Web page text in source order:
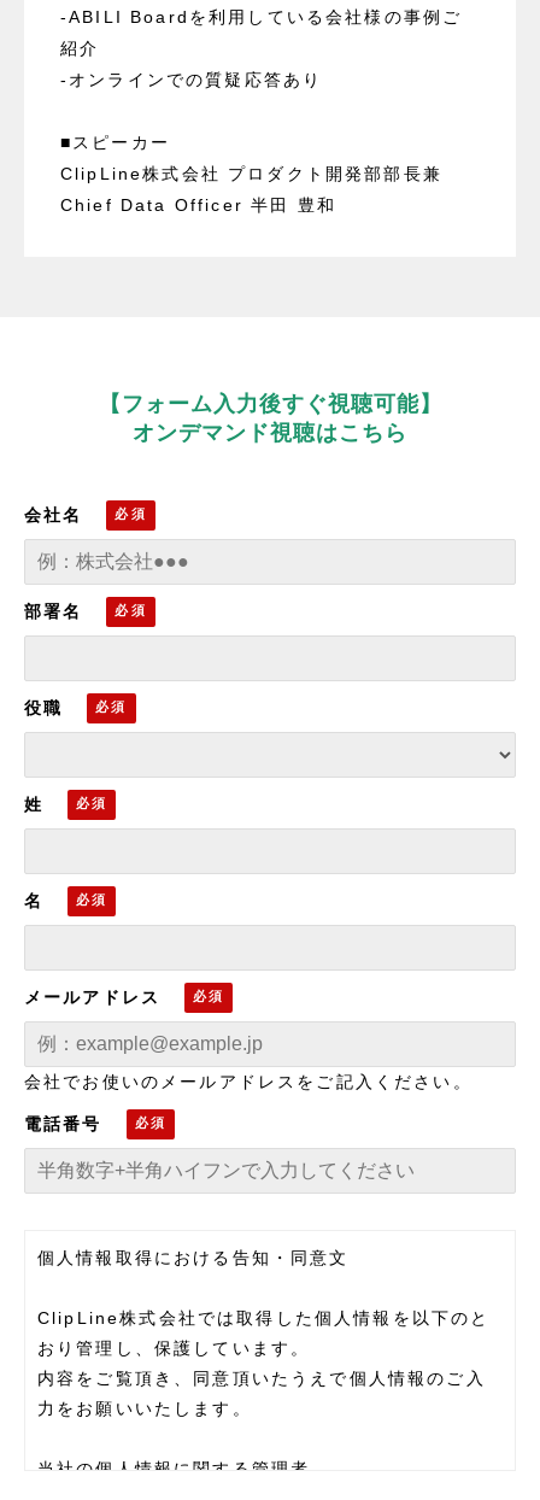
-ABILI Boardを利用している会社様の事例ご
紹介
-オンラインでの質疑応答あり
■スピーカー
ClipLine株式会社 プロダクト開発部部長兼
Chief Data Officer 半田 豊和
【フォーム入力後すぐ視聴可能】
オンデマンド視聴はこちら
会社名
部署名
役職
姓
名
メールアドレス
会社でお使いのメールアドレスをご記入ください。
電話番号
個人情報取得における告知・同意文
ClipLine株式会社では取得した個人情報を以下のと
おり管理し、保護しています。
内容をご覧頂き、同意頂いたうえで個人情報のご入
力をお願いいたします。
当社の個人情報に関する管理者